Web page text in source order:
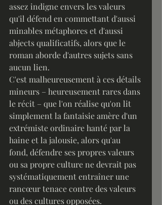
assez indigne envers les valeurs
qu'il défend en commettant d'aussi
minables métaphores et d'aussi
abjects qualificatifs, alors que le
roman aborde d'autres sujets sans
aucun lien.
C'est malheureusement à ces détails
mineurs – heureusement rares dans
le récit – que l'on réalise qu'on lit
simplement la fantaisie amère d'un
extrémiste ordinaire hanté par la
haine et la jalousie, alors qu'au
fond, défendre ses propres valeurs
ou sa propre culture ne devrait pas
systématiquement entraîner une
rancœur tenace contre des valeurs
ou des cultures opposées.